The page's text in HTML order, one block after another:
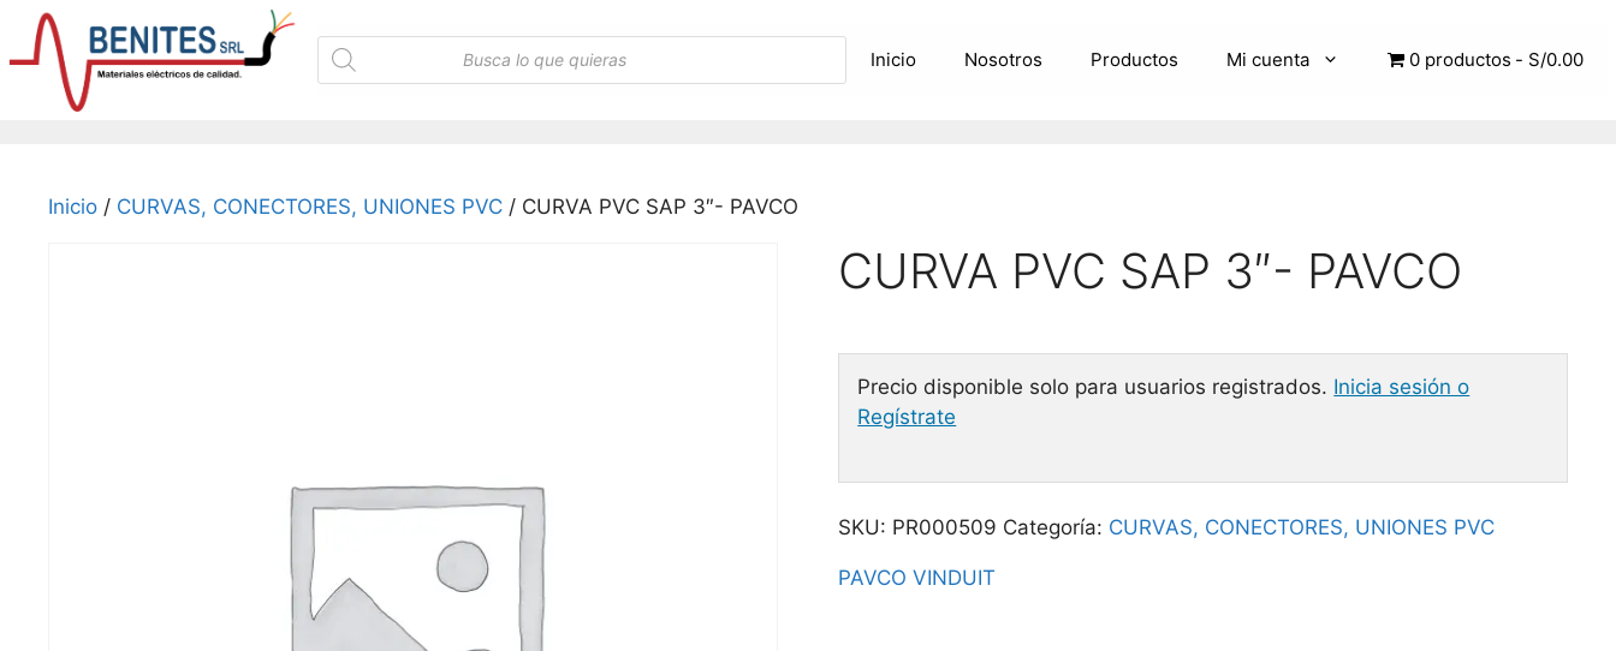
Saltar
contenido
Búsqueda
de
productos
Inicio Nosotros Productos Mi cuenta 0 productos S/0.00
Inicio / CURVAS, CONECTORES, UNIONES PVC / CURVA PVC SAP 3″- PAVCO
CURVA PVC SAP 3″- PAVCO
Precio disponible solo para usuarios registrados. Inicia sesión o
Regístrate
SKU: PR000509 Categoría: CURVAS, CONECTORES, UNIONES PVC
PAVCO VINDUIT